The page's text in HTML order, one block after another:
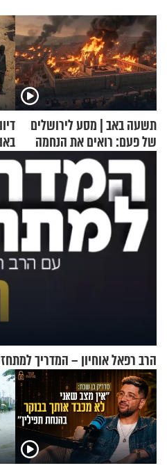
תשעה באב | מסע לירושלים
של פעם: רואים את הנחמה
הרב רפאל אוחיון – המדריך